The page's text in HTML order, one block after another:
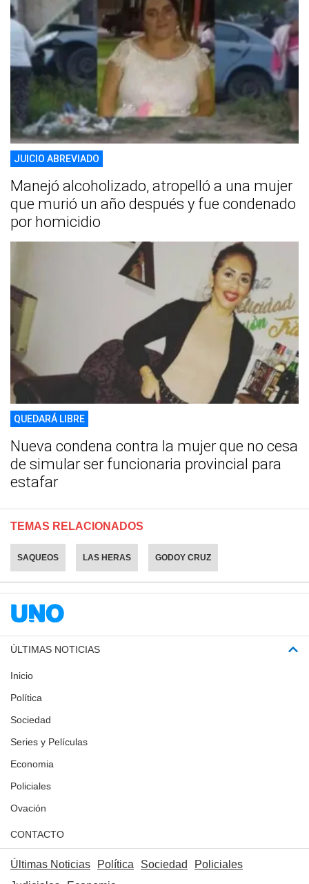
JUICIO ABREVIADO
Manejó alcoholizado, atropelló a una mujer
que murió un año después y fue condenado
por homicidio
QUEDARÁ LIBRE
Nueva condena contra la mujer que no cesa
de simular ser funcionaria provincial para
estafar
TEMAS RELACIONADOS
SAQUEOS LAS HERAS GODOY CRUZ
ÚLTIMAS NOTICIAS
Inicio
Política
Sociedad
Series y Películas
Economia
Policiales
Ovación
CONTACTO
Últimas Noticias Política Sociedad
Policiales